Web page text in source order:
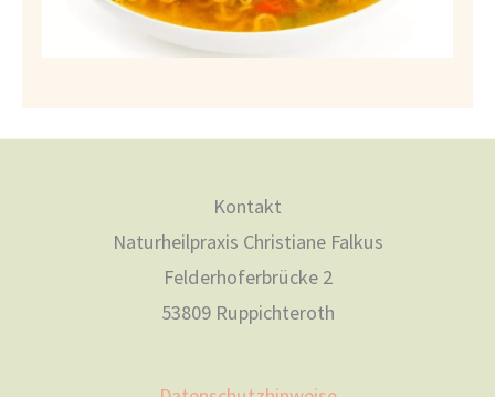
Kontakt
Naturheilpraxis Christiane Falkus
Felderhoferbrücke 2
53809 Ruppichteroth